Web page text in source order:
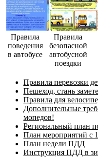
Правила
поведения
в автобусе
Правила
безопасной
автобусной
поездки
Правила перевозки
Пешеход, стань
Правила для
Дополнительные
мопедов!
Региональный план
План мероприятий с
План недели ПДД
Инструкция ПДД в